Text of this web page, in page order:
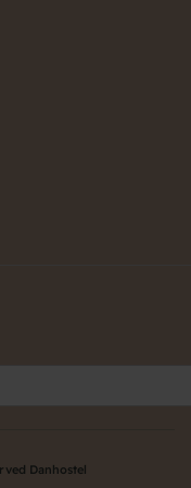
Danhostel